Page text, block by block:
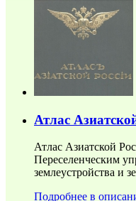
Атлас
Атлас Азиатской
Переселенческим
землеустройства и
Подробнее в